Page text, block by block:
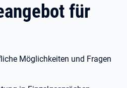
für
Möglichkeiten und Fragen